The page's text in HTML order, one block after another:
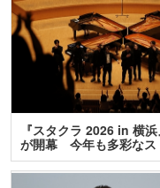
『スタクラ 2026 in 横浜
が開幕 今年も多彩なス
テ…